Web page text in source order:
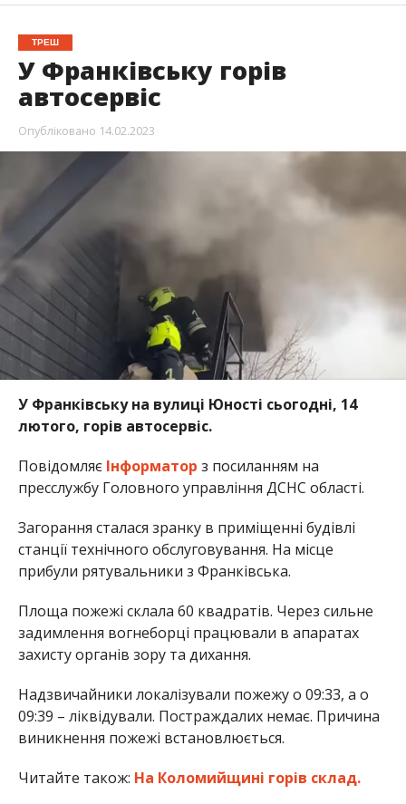
ТРЕШ
У Франківську горів
автосервіс
Опубліковано 14.02.2023
У Франківську на вулиці Юності сьогодні, 14
лютого, горів автосервіс.
Повідомляє Інформатор з посиланням на
пресслужбу Головного управління ДСНС області.
Загорання сталася зранку в приміщенні будівлі
станції технічного обслуговування. На місце
прибули рятувальники з Франківська.
Площа пожежі склала 60 квадратів. Через сильне
задимлення вогнеборці працювали в апаратах
захисту органів зору та дихання.
Надзвичайники локалізували пожежу о 09:33, а о
09:39 – ліквідували. Постраждалих немає. Причина
виникнення пожежі встановлюється.
Читайте також: На Коломийщині горів склад.